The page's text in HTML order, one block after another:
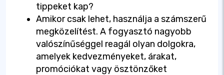
tippeket kap?
Amikor csak lehet, használja a számszerű
megközelítést. A fogyasztó nagyobb
valószínűséggel reagál olyan dolgokra,
amelyek kedvezményeket, árakat,
promóciókat vagy ösztönzőket